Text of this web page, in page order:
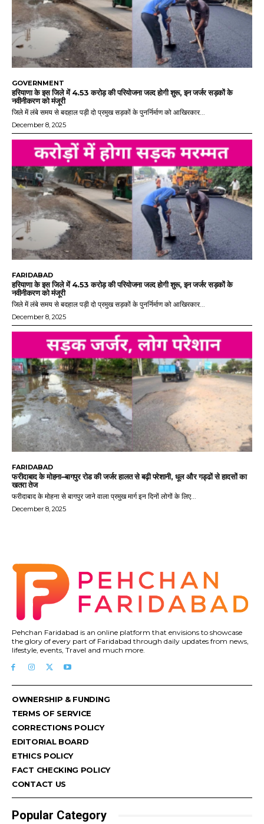
GOVERNMENT
हरियाणा के इस जिले में 4.53 करोड़ की परियोजना जल्द होगी शुरू, इन जर्जर सड़कों के
नवीनीकरण को मंजूरी
जिले में लंबे समय से बदहाल पड़ी दो प्रमुख सड़कों के पुनर्निर्माण को आखिरकार...
December 8, 2025
FARIDABAD
हरियाणा के इस जिले में 4.53 करोड़ की परियोजना जल्द होगी शुरू, इन जर्जर सड़कों के
नवीनीकरण को मंजूरी
जिले में लंबे समय से बदहाल पड़ी दो प्रमुख सड़कों के पुनर्निर्माण को आखिरकार...
December 8, 2025
FARIDABAD
फरीदाबाद के मोहना–बागपुर रोड की जर्जर हालत से बढ़ी परेशानी, धूल और गड्ढों से हादसों का
खतरा तेज
फरीदाबाद के मोहना से बागपुर जाने वाला प्रमुख मार्ग इन दिनों लोगों के लिए...
December 8, 2025
Pehchan Faridabad is an online platform that envisions to showcase
the glory of every part of Faridabad through daily updates from news,
lifestyle, events, Travel and much more.
OWNERSHIP & FUNDING
TERMS OF SERVICE
CORRECTIONS POLICY
EDITORIAL BOARD
ETHICS POLICY
FACT CHECKING POLICY
CONTACT US
Popular Category